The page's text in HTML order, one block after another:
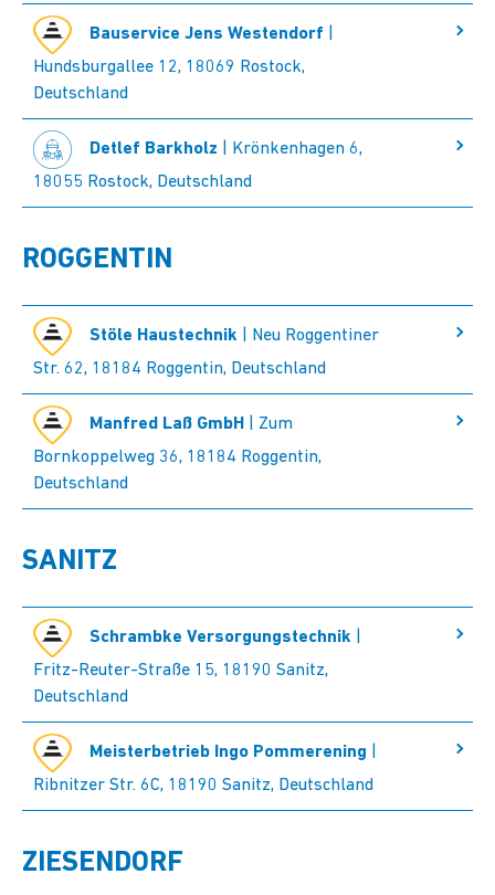
Bauservice Jens Westendorf
Hundsburgallee 12, 18069 Rostock,
Deutschland
Detlef Barkholz | Krönkenhagen 6,
18055 Rostock, Deutschland
ROGGENTIN
Stöle Haustechnik | Neu Roggentiner
Str. 62, 18184 Roggentin, Deutschland
Manfred Laß GmbH | Zum
Bornkoppelweg 36, 18184 Roggentin,
Deutschland
SANITZ
Schrambke Versorgungstechnik
Fritz-Reuter-Straße 15, 18190 Sanitz,
Deutschland
Meisterbetrieb Ingo Pommerening
Ribnitzer Str. 6C, 18190 Sanitz, Deutschland
ZIESENDORF